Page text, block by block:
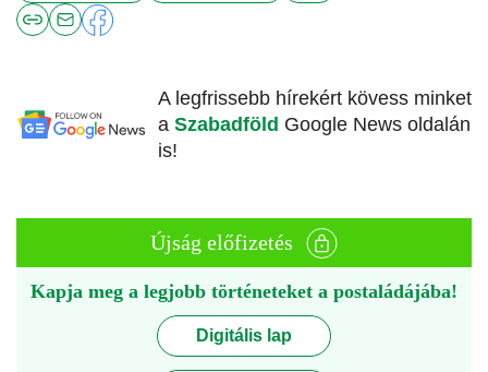
A legfrissebb hírekért kövess minket
a Szabadföld Google News oldalán
is!
Újság előfizetés
Kapja meg a legjobb történeteket a postaládájába!
Digitális lap